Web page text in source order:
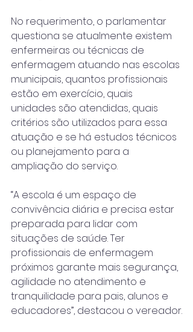
No requerimento, o parlamentar
questiona se atualmente existem
enfermeiras ou técnicas de
enfermagem atuando nas escolas
municipais, quantos profissionais
estão em exercício, quais
unidades são atendidas, quais
critérios são utilizados para essa
atuação e se há estudos técnicos
ou planejamento para a
ampliação do serviço.
“A escola é um espaço de
convivência diária e precisa estar
preparada para lidar com
situações de saúde. Ter
profissionais de enfermagem
próximos garante mais segurança,
agilidade no atendimento e
tranquilidade para pais, alunos e
educadores”, destacou o vereador.